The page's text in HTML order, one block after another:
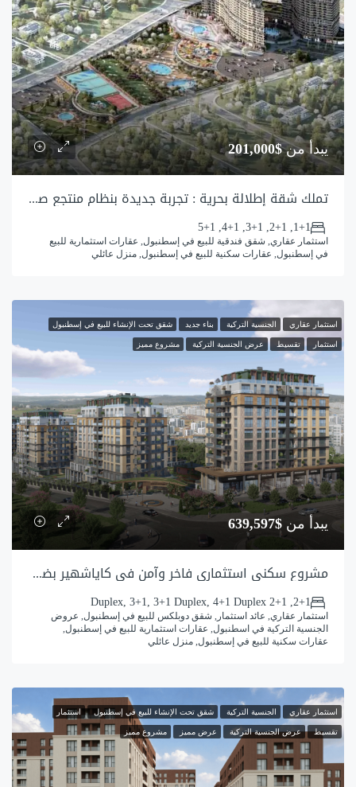
يبدأ من$201,000
تملك شقة إطلالة بحرية : تجربة جديدة بنظام منتجع صيفي فاخر
1+1, 2+1, 3+1, 4+1, 5+1
استثمار عقاري, شقق فندقية للبيع في إسطنبول, عقارات استثمارية للبيع
في إسطنبول, عقارات سكنية للبيع في إسطنبول, منزل عائلي
استثمار عقاري الجنسية التركية بناء جديد شقق تحت الإنشاء للبيع في إسطنبول
استثمار تقسيط عرض الجنسية التركية مشروع مميز
يبدأ من $639,597
مشروع سكني استثماري فاخر وآمن في كاياشهير بضمان وشراكة إنشائية حكومية
2+1, 2+1 Duplex, 3+1, 3+1 Duplex, 4+1 Duplex
استثمار عقاري, عائد استثمار, شقق دوبلكس للبيع في إسطنبول, عروض
الجنسية التركية في اسطنبول, عقارات استثمارية للبيع في إسطنبول,
عقارات سكنية للبيع في إسطنبول, منزل عائلي
استثمار عقاري الجنسية التركية شقق تحت الإنشاء للبيع في إسطنبول استثمار
تقسيط عرض الجنسية التركية عرض مميز مشروع مميز